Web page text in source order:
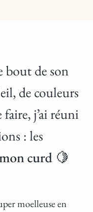
bout de son
de couleurs
j’ai réuni
: les
curd 🍋
moelleuse en